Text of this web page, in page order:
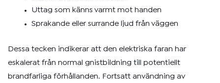
Uttag som känns varmt mot handen
Sprakande eller surrande ljud från väggen
Dessa tecken indikerar att den elektriska faran har
eskalerat från normal gnistbildning till potentiellt
brandfarliga förhållanden. Fortsatt användning av